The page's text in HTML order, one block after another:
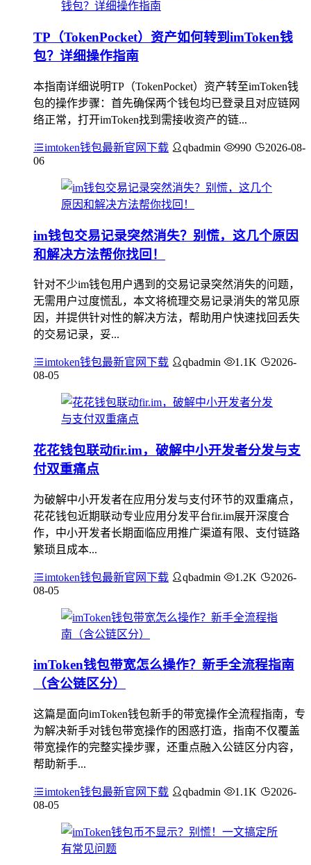
TP（TokenPocket）资产如何转到imToken钱
包？详细操作指南
本指南详细说明TP（TokenPocket）资产转至imToken钱
包的操作步骤：首先确保两个钱包均已登录且对应链网
络正常，打开imToken找到需接收资产的链...
imtoken钱包最新官网下载 qbadmin 990
2026-08-
06
im钱包交易记录突然消失？别慌，这几个原因
和解决方法帮你找回！
针对不少im钱包用户遇到的交易记录突然消失的问题，
无需用户过度慌乱，本文将梳理交易记录消失的常见原
因，并提供针对性的解决方法，帮助用户快速找回丢失
的交易记录，妥...
imtoken钱包最新官网下载 qbadmin 1.1K
2026-
08-05
花花钱包联动fir.im，破解中小开发者分发与支
付双重痛点
为破解中小开发者在应用分发与支付环节的双重痛点，
花花钱包近期联动专业应用分发平台fir.im展开深度合
作，中小开发者长期面临应用推广渠道有限、支付链路
繁琐且成本...
imtoken钱包最新官网下载 qbadmin 1.2K
2026-
08-05
imToken钱包带宽怎么操作？新手全流程指南
（含公链区分）
这篇是面向imToken钱包新手的带宽操作全流程指南，专
为解决新手对钱包带宽操作的困惑打造，指南不仅覆盖
带宽操作的完整实操步骤，还重点融入公链区分内容，
帮助新手...
imtoken钱包最新官网下载 qbadmin 1.1K
2026-
08-05